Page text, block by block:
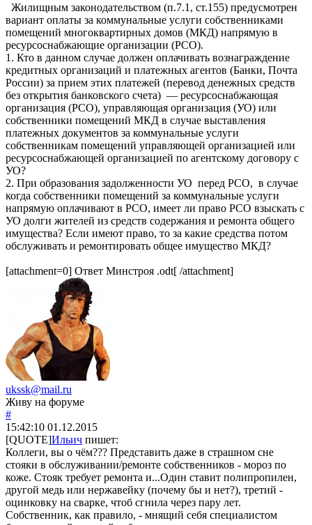
Жилищным законодательством (п.7.1, ст.155) предусмотрен
вариант оплаты за коммунальные услуги собственниками
помещений многоквартирных домов (МКД) напрямую в
ресурсоснабжающие организации (РСО).
1. Кто в данном случае должен оплачивать вознаграждение
кредитных организаций и платежных агентов (Банки, Почта
России) за прием этих платежей (перевод денежных средств
без открытия банковского счета) — ресурсоснабжающая
организация (РСО), управляющая организация (УО) или
собственники помещений МКД в случае выставления
платежных документов за коммунальные услуги
собственникам помещений управляющей организацией или
ресурсоснабжающей организацией по агентскому договору с
УО?
2. При образования задолженности УО перед РСО, в случае
когда собственники помещений за коммунальные услуги
напрямую оплачивают в РСО, имеет ли право РСО взыскать с
УО долги жителей из средств содержания и ремонта общего
имущества? Если имеют право, то за какие средства потом
обслуживать и ремонтировать общее имущество МКД?
[attachment=0] Ответ Минстроя .odt[ /attachment]
ukssk@mail.ru
Живу на форуме
#
15:42:10 01.12.2015
[QUOTE]Ильич пишет:
Коллеги, вы о чём??? Представить даже в страшном сне
стояки в обслуживании/ремонте собственников - мороз по
коже. Стояк требует ремонта и...Один ставит полипропилен,
другой медь или нержавейку (почему бы и нет?), третий -
оцинковку на сварке, чтоб сгнила через пару лет.
Собственник, как правило, - мнящий себя специалистом